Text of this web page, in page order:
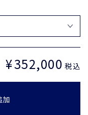
定
¥352,000 税込
加